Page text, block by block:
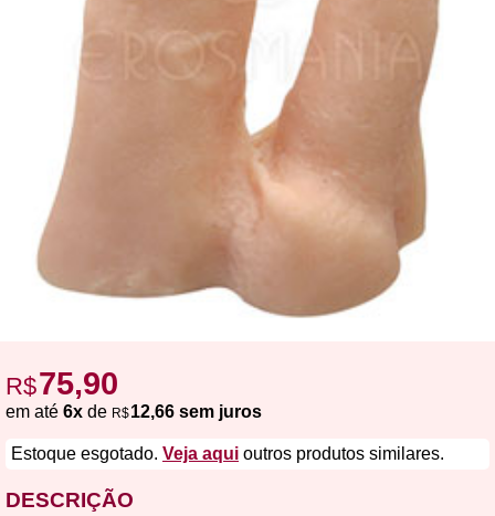
R$75,90
em até 6x de R$12,66 sem juros
Estoque esgotado. Veja aqui outros produtos similares.
DESCRIÇÃO